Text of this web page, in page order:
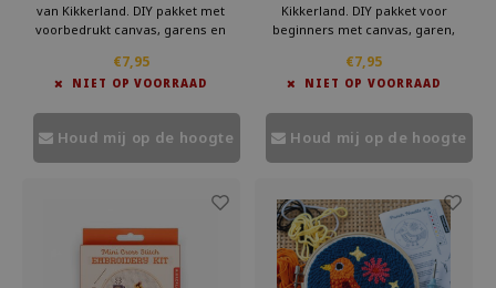
van Kikkerland. DIY pakket met
voorbedrukt canvas, garens en
cadeau of ontspannend project
voor beginners. Bestel nu bij Kado
€7,95
NIET OP VOORRAAD
Houd mij op de hoogte
Kikkerland. DIY pakket voor
beginners met canvas, garen,
cadeau voor boekenliefhebbers of
als creatief project. Bestel bij Kado
€7,95
NIET OP VOORRAAD
Houd mij op de hoogte